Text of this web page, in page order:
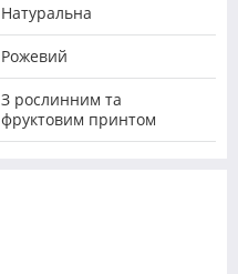
Натуральна
Рожевий
З рослинним та
фруктовим принтом